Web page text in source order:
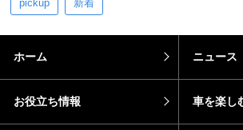
pickup 新着
ホーム ニュース
お役立ち情報 車を楽し